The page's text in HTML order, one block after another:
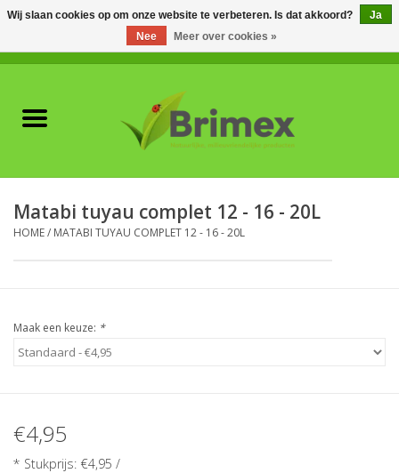
Plagen & Ziekten
Meststoffen en
Bodemverbeteraars
Bestuiving
Matabi tuyau complet 12 - 16 - 20L
HOME/ MATABI TUYAU COMPLET 12 - 16 - 20L
Maak een keuze: *
€4,95
* Stukprijs: €4,95 /
Wij slaan cookies op om onze website te verbeteren. Is dat akkoord?
Ja
Nee
Meer over cookies »